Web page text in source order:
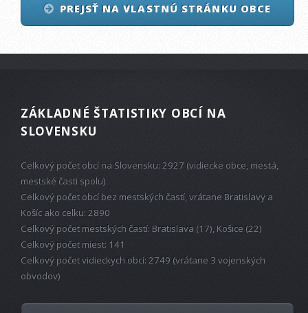
PREJSŤ NA VLASTNÚ STRÁNKU OBCE
ZÁKLADNÉ ŠTATISTIKY OBCÍ NA
SLOVENSKU
Celkový počet obcí na Slovensku: 2927 (vidiecke obce, mestá,
mestské časti spolu)
Celkový počet obcí bez mestských častí, vrátane Bratislavy a
Košíc ako celku: 2890
Celkový počet mestských častí: Bratislava (17), Košice (22)
Celkový počet miest: 141
Celkový počet vidieckych obcí: 2749 (vrátane 3 vojenských
obvodov)